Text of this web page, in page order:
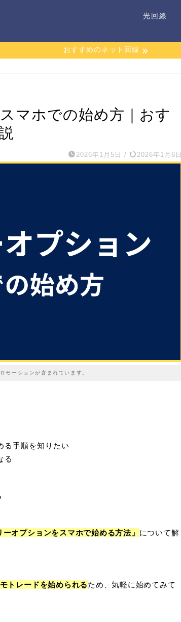
光回線
おすすめのネット回線
マホでの始め方｜おす
2026年1月5日 / 2026年1月6日
モーションが含まれています。
る手順を知りたい
る
ーオプションをスマホで始める方法」 について解
トレードを始められるため、気軽に始めてみて